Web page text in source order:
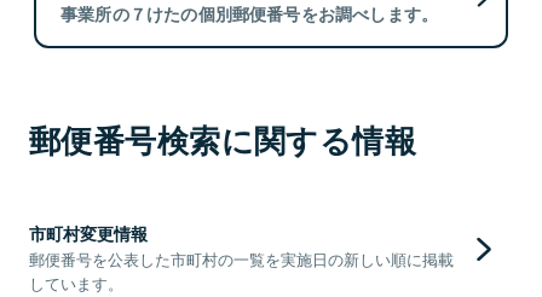
事業所の７けたの個別郵便番号をお調べします。
郵便番号検索に関する情報
市町村変更情報
郵便番号を公表した市町村の一覧を実施日の新しい順に掲載
しています。